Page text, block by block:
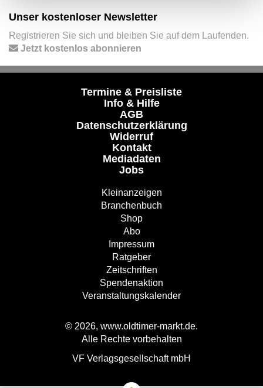
Unser kostenloser Newsletter
Registrieren Sie sich und bleiben Sie auf dem Laufenden.
Jetzt kostenlos abonnieren
Termine & Preisliste
Info & Hilfe
AGB
Datenschutzerklärung
Widerruf
Kontakt
Mediadaten
Jobs
Kleinanzeigen
Branchenbuch
Shop
Abo
Impressum
Ratgeber
Zeitschriften
Spendenaktion
Veranstaltungskalender
© 2026, www.oldtimer-markt.de.
Alle Rechte vorbehalten
VF Verlagsgesellschaft mbH